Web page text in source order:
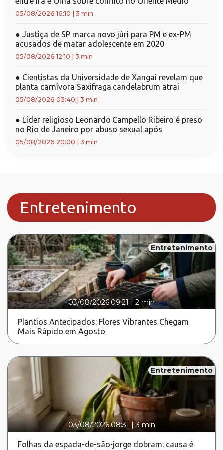
05/08/2026 16:10 3 min
● Justiça de SP marca novo júri para PM e ex-PM
acusados de matar adolescente em 2020
05/08/2026 12:10 3 min
● Cientistas da Universidade de Xangai revelam que
planta carnívora Saxifraga candelabrum atrai
05/08/2026 03:40 3 min
● Líder religioso Leonardo Campello Ribeiro é preso
no Rio de Janeiro por abuso sexual após
05/08/2026 20:00 3 min
Entretenimento
Entretenimento
03/08/2026 09:21|2 min
Plantios Antecipados: Flores Vibrantes Chegam
Mais Rápido em Agosto
Entretenimento
03/08/2026 08:31 |3 min
Folhas da espada-de-são-jorge dobram: causa é